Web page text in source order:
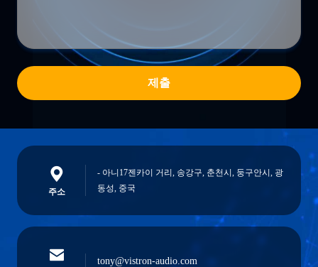
제출
주소
- 아니17젠카이 거리, 송강구, 춘천시, 둥구안시, 광
동성, 중국
tony@vistron-audio.com